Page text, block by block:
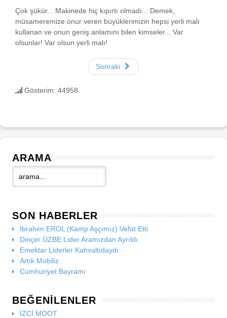
Çok şükür... Makinede hiç kıpırtı olmadı... Demek,
müsameremize onur veren büyüklerimizin hepsi yerli malı
kullanan ve onun geniş anlamını bilen kimseler... Var
olsunlar! Var olsun yerli malı!
Sonraki
Gösterim: 44958
ARAMA
SON HABERLER
İbrahim EROL (Kamp Aşçımız) Vefat Etti
Dinçer ÜZBE Lider Aramızdan Ayrıldı
Emektar Liderler Kahvaltıdaydı
Artık Mobiliz
Cumhuriyet Bayramı
BEĞENILENLER
İZCİ MOOT